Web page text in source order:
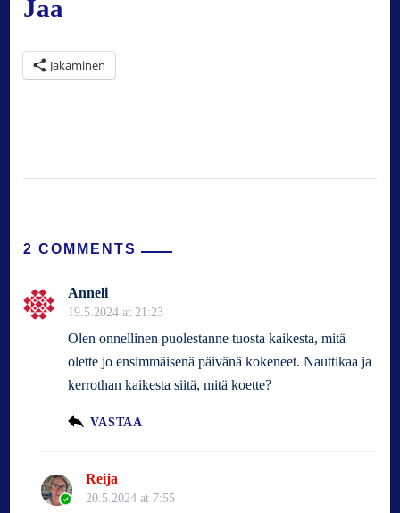
Jaa
Jakaminen
2 COMMENTS
Anneli
19.5.2024 at 21:23
Olen onnellinen puolestanne tuosta kaikesta, mitä
olette jo ensimmäisenä päivänä kokeneet. Nauttikaa ja
kerrothan kaikesta siitä, mitä koette?
VASTAA
Reija
20.5.2024 at 7:55